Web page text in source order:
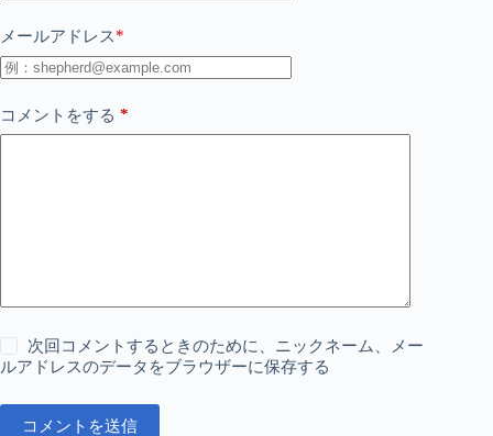
メールアドレス*
コメントをする *
次回コメントするときのために、ニックネーム、メー
ルアドレスのデータをブラウザーに保存する
コメントを送信